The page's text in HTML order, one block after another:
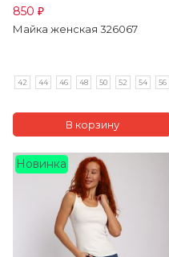
850 ₽
Майка женская 326067
42 44 46 48 50 52 54 56
Новинка